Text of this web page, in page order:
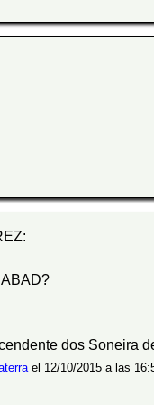
dos Soneira
el 12/10/2015 a las